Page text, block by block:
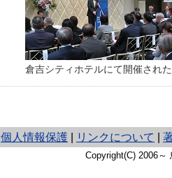
倉吉シティホテルにて開催され
個人情報保護
と
り
リンクについて
Copyright(C) 2006